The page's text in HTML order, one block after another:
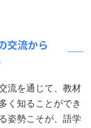
交流から
流を通じて、教材
く知ることができ
姿勢こそが、語学